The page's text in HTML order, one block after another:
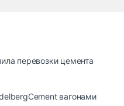
перевозки цемента
вагонами